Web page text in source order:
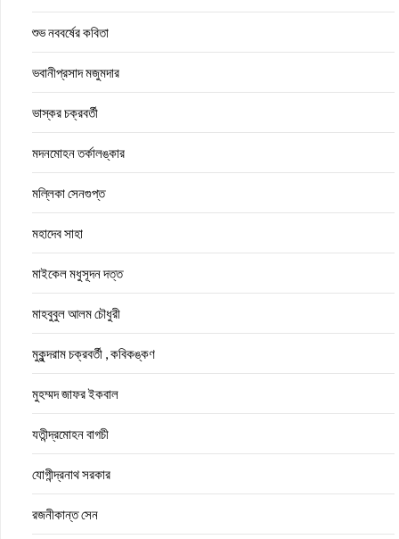
শুভ নববর্ষের কবিতা
ভবানীপ্রসাদ মজুমদার
ভাস্কর চক্রবর্তী
মদনমোহন তর্কালঙ্কার
মল্লিকা সেনগুপ্ত
মহাদেব সাহা
মাইকেল মধুসূদন দত্ত
মাহবুবুল আলম চৌধুরী
মুকুন্দরাম চক্রবর্তী , কবিকঙ্কণ
মুহম্মদ জাফর ইকবাল
যতীন্দ্রমোহন বাগচী
যোগীন্দ্রনাথ সরকার
রজনীকান্ত সেন